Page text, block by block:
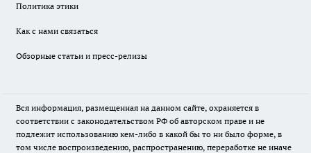
Политика этики
Как с нами связаться
Обзорные статьи и пресс-релизы
Вся информация, размещенная на данном сайте, охраняется в
соответствии с законодательством РФ об авторском праве и не
подлежит использованию кем-либо в какой бы то ни было форме, в
том числе воспроизведению, распространению, переработке не иначе